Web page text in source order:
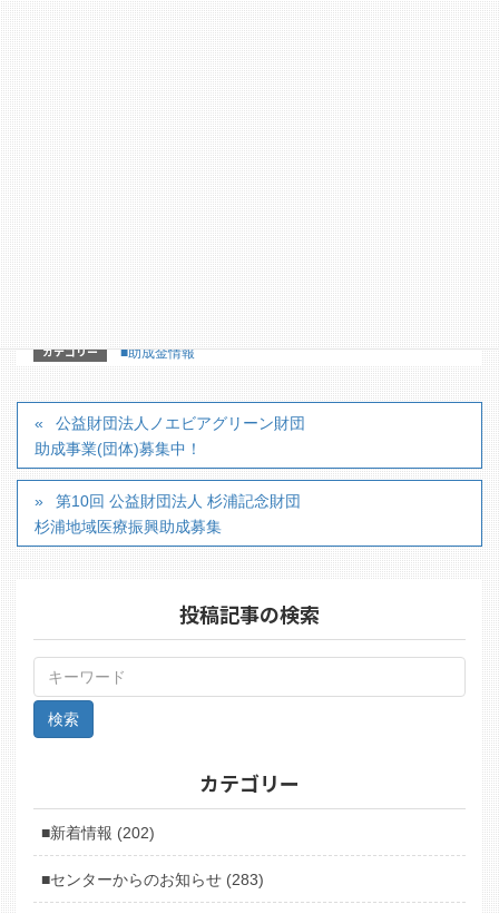
一般財団法人 冠婚葬祭文化振興財団
社会貢献基金助成 運営事務局
〒105－0003
東京都港区西新橋1-18-12 COMS虎ノ門6階
電話：03-6273-3930
【詳細はこちらのホームページからどうぞ】
http://www.ceremony-
culture.jp/social/service/fund/content01/
カテゴリー ■助成金情報
公益財団法人ノエビアグリーン財団
助成事業(団体)募集中！
第10回 公益財団法人 杉浦記念財団
杉浦地域医療振興助成募集
投稿記事の検索
カテゴリー
■新着情報 (202)
■センターからのお知らせ (283)